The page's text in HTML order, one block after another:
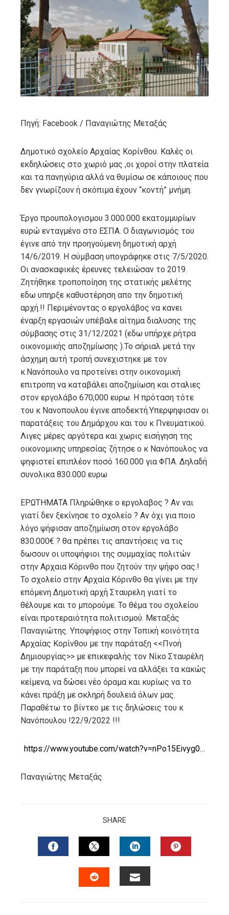
Πηγή: Facebook / Παναγιώτης Μεταξάς
Δημοτικό σχολείο Αρχαίας Κορίνθου. Καλές οι
εκδηλώσεις στο χωριό μας ,οι χοροί στην πλατεία
και τα πανηγύρια αλλά να θυμίσω σε κάποιους που
δεν γνωρίζουν ή σκόπιμα έχουν “κοντή” μνήμη.
Έργο προυπολογισμου 3.000.000 εκατομμυρίων
ευρώ ενταγμένο στο ΕΣΠΑ. Ο διαγωνισμός του
έγινε από την προηγούμενη δημοτική αρχή
14/6/2019. Η σύμβαση υπογράφηκε στις 7/5/2020.
Οι ανασκαφικές έρευνες τελειώσαν το 2019.
Ζητήθηκε τροποποίηση της στατικής μελέτης
εδω υπηρξε καθυστέρηση απο την δημοτική
αρχή.!! Περιμένοντας ο εργολάβος να κανει
έναρξη εργασιών υπέβαλε αίτημα διαλυσης της
σύμβασης στις 31/12/2021 (εδω υπήρχε ρήτρα
οικονομικής αποζημίωσης ).Το σήριαλ μετά την
άσχημη αυτή τροπή συνεχιστηκε με τον
κ.Νανόπουλο να προτείνει στην οικονομική
επιτροπη να καταβάλει αποζημίωση και σταλιες
στον εργολάβο 670,000 ευρω. Η πρόταση τότε
του κ Νανοπουλου έγινε αποδεκτή.Υπερψηφισαν οι
παρατάξεις του Δημάρχου και του κ Πνευματικού.
Λιγες μέρες αργότερα και χωρις εισήγηση της
οικονομικης υπηρεσίας ζήτησε ο κ Νανόπουλος να
ψηφιστεί επιπλέον ποσό 160.000 για ΦΠΑ. Δηλαδή
συνολικα 830.000 ευρω
ΕΡΩΤΗΜΑΤΑ Πληρώθηκε ο εργολαβος ? Αν ναι
γιατί δεν ξεκίνησε το σχολείο ? Αν όχι για ποιο
λόγο ψήφισαν αποζημίωση στον εργολάβο
830.000€ ? θα πρέπει τις απαντήσεις να τις
δωσουν οι υποψήφιοι της συμμαχίας πολιτών
στην Αρχαια Κόρινθο που ζητούν την ψήφο σας.!
Το σχολείο στην Αρχαία Κόρινθο θα γίνει με την
επόμενη Δημοτική αρχή Σταυρελη γιατί το
θέλουμε και το μπορούμε. Το θέμα του σχολείου
είναι προτεραιότητα πολιτισμού. Μεταξάς
Παναγιώτης. Υποψήφιος στην Τοπική κοινότητα
Αρχαίας Κορίνθου με την παράταξη <<Πνοή
Δημιουργίας>> με επικεφαλής τον Νίκο Σταυρέλη
με την παράταξη που μπορεί να αλλάξει τα κακώς
κείμενα, να δώσει νέο όραμα και κυρίως να το
κάνει πράξη με σκληρή δουλειά όλων μας.
Παραθέτω το βίντεο με τις δηλώσεις του κ
Νανόπουλου !22/9/2022 !!!
https://www.youtube.com/watch?v=nPo15Eivyg0…
Παναγιώτης Μεταξάς
SHARE
FACEBOOKTWITTERLINKEDIN